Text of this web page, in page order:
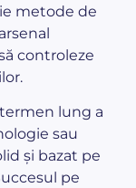
metode de
controleze
lung a
sau
și bazat pe
pe